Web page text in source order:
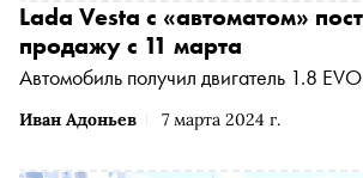
Иван Адоньев 7 марта 2024 г.
Lada Vesta с «автоматом»
продажу с 11 марта
Автомобиль получил двигатель 1.8 EVO